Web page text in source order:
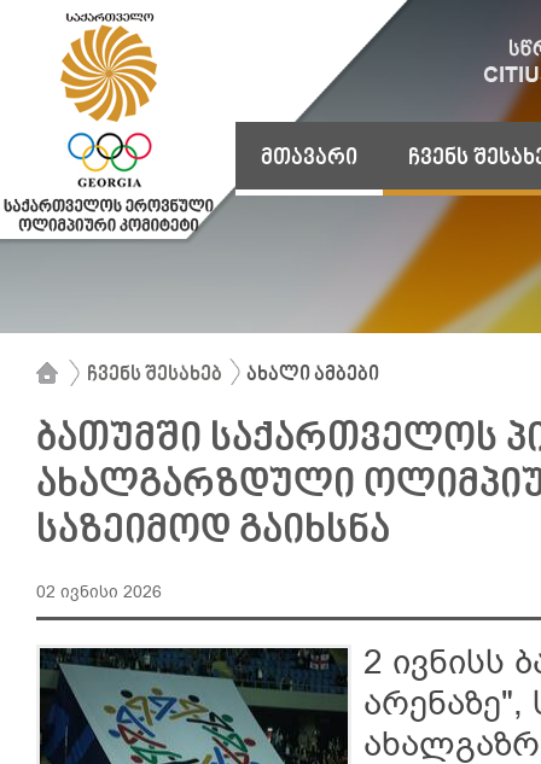
მთავარი ჩვენს
ჩვენს შესახებ ახალი ამბები
ბათუმში საქართველოს
ახალგარზდული
საზეიმოდ გაიხსნა
02 ივნისი 2026
2 ივნისს